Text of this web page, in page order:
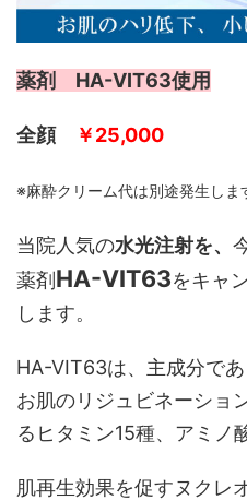
薬剤 HA-VIT63使用
全顔 ￥25,000
※麻酔クリーム代は別途発生しま
当院人気の水光注射を、
薬剤 HA-VIT63をキャ
します。
HA-VIT63は、主成分であ
お肌のリジュビネーショ
るヒタミン15種、アミノ
肌再生効果を促すヌクレ